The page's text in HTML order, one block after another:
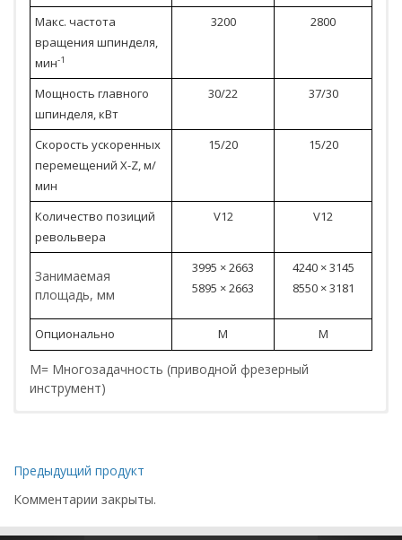
Макс. частота
вращения шпинделя,
мин-1
3200 2800
Мощность главного
шпинделя, кВт
30/22 37/30
Скорость ускоренных
перемещений X-Z, м/
мин
15/20 15/20
Количество позиций
револьвера
V12 V12
Занимаемая
площадь, мм
3995 × 2663
5895 × 2663
4240 × 3145
8550 × 3181
Опционально M M
M= Многозадачность (приводной фрезерный
инструмент)
Предыдущий продукт
Комментарии закрыты.